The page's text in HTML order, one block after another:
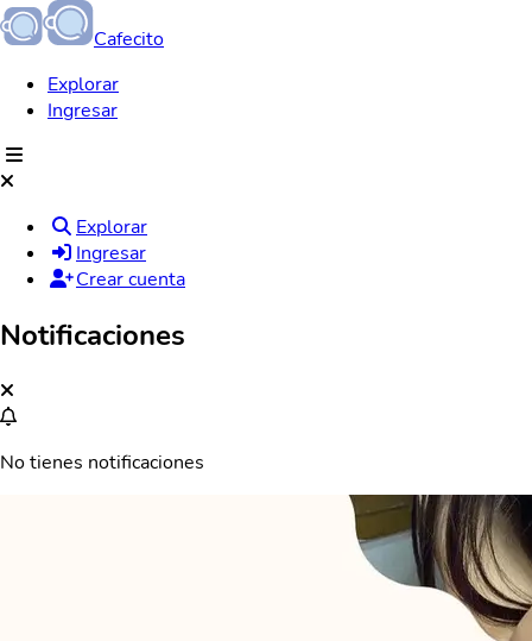
Cafecito
Explorar
Ingresar
Explorar
Ingresar
Crear cuenta
Notificaciones
No tienes notificaciones